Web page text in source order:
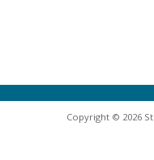
Copyright © 2026